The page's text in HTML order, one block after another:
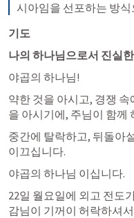
시아임을 선포하는 방식
기도
나의 하나님으로서 진실
야곱의 하나님!
약한 것을 아시고, 경쟁
을 아시기에, 주님이 함께
중간에 탈락하고, 뒤돌아
이끄십니다.
야곱의 하나님 이십니다.
22일 월요일에 외고 전도
감님이 기꺼이 허락하셔